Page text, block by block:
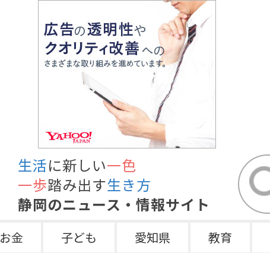
生活に新しい一色
一歩踏み出す生き方
静岡のニュース・情報サイト
お金 子ども 愛知県 教育